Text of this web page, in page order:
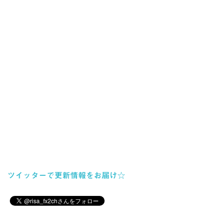
ツイッターで更新情報をお届け☆